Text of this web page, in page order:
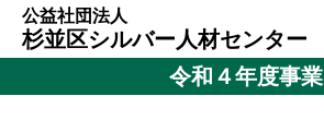
公益社団法人
杉並区シルバー人材センター
令和４年度事業